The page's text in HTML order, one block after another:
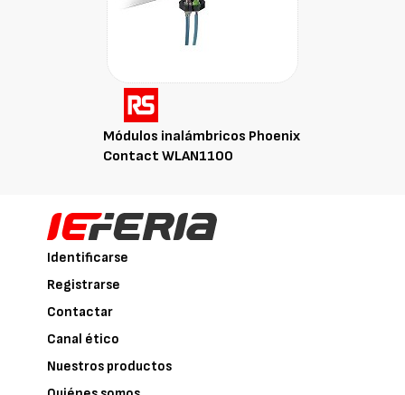
Módulos inalámbricos Phoenix
Contact WLAN1100
Identificarse
Registrarse
Contactar
Canal ético
Nuestros productos